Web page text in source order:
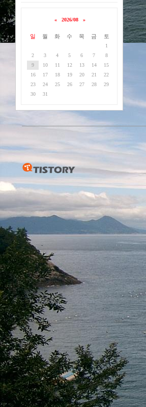
« 2026/08 »
일 월 화 수 목 금 토
1
2
3 4 5 6 7
8
9
10 11 12 13 14
15
16
17 18 19 20 21
22
23
24 25 26 27 28
29
30
31